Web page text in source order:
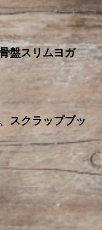
盤スリムヨガ
スクラップブッ